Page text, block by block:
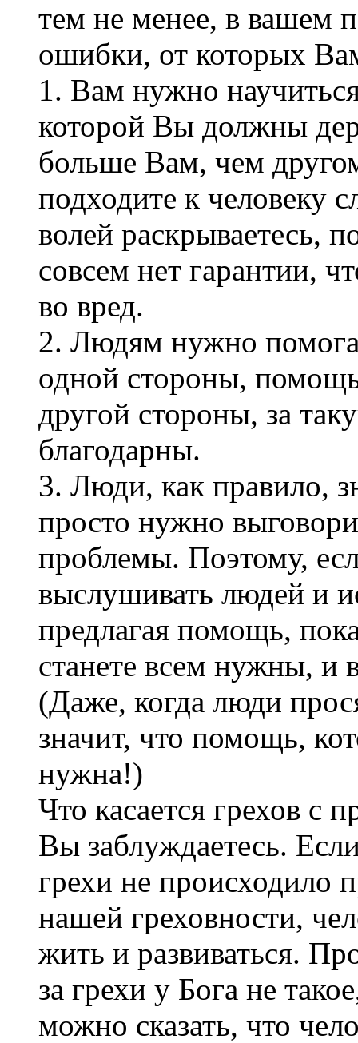
тем не менее, в вашем
ошибки, от которых
1. Вам нужно
которой Вы должны
больше Вам, чем
подходите к человеку
волей раскрываетесь,
совсем нет гарантии,
во вред.
2. Людям нужно
одной стороны,
другой стороны, за
благодарны.
3. Люди, как правило,
просто нужно
проблемы. Поэтому,
выслушивать людей и
предлагая помощь,
станете всем нужны, и
(Даже, когда люди
значит, что помощь,
нужна!)
Что касается грехов с
Вы заблуждаетесь.
грехи не происходило
нашей греховности,
жить и развиваться.
за грехи у Бога не
можно сказать, что